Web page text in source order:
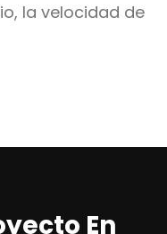
la velocidad de
En